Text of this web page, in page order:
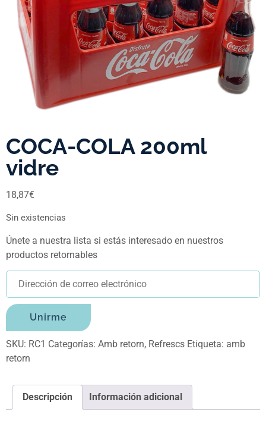
COCA-COLA 200ml
vidre
18,87€
Sin existencias
Únete a nuestra lista si estás interesado en nuestros
productos retornables
dirección
correo
electrónico
para
Unirme
SKU: RC1 Categorías: Amb retorn, Refrescs Etiqueta: amb
retorn
Descripción Información adicional